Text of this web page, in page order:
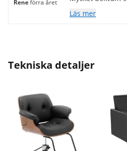
Reneförra året
Läs mer
Tekniska detaljer